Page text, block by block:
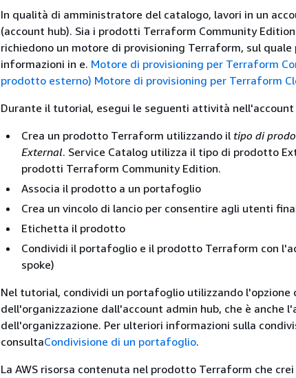
In qualità di amministratore del catalogo, lavori in un
(account hub). Sia i prodotti Terraform Community
richiedono un motore di provisioning Terraform, sul
informazioni in e. Motore di provisioning per Terraform
prodotto esterno) Motore di provisioning per Terraform
Durante il tutorial, esegui le seguenti attività
Crea un prodotto Terraform utilizzando il tipo di
External. Service Catalog utilizza il tipo di prodotto
prodotti Terraform Community Edition.
Associa il prodotto a un portafoglio
Crea un vincolo di lancio per consentire agli utenti
Etichetta il prodotto
Condividi il portafoglio e il prodotto Terraform con
spoke)
Nel tutorial, condividi un portafoglio utilizzando l'opzione
dell'organizzazione dall'account admin hub, che è anche
dell'organizzazione. Per ulteriori informazioni sulla
consultaCondivisione di un portafoglio.
La AWS risorsa contenuta nel prodotto Terraform che